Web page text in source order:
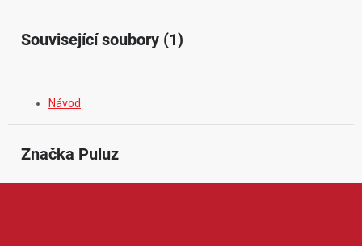
Související soubory (1)
Návod
Značka Puluz